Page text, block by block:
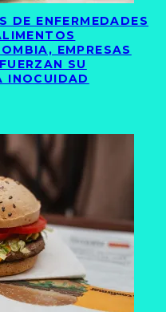
DE ENFERMEDADES
EMPRESAS
SU
INOCUIDAD